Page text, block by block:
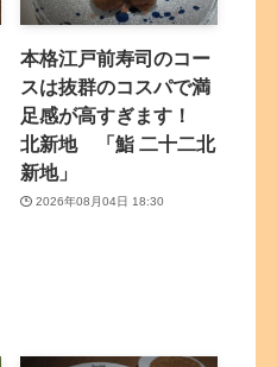
本格江戸前寿司のコー
スは抜群のコスパで満
足感が高すぎます！
北新地 「鮨 二十二北
新地」
2026年08月04日 18:30